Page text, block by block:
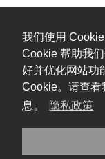
我们使用
Cookie 帮助我
好并优化网站功
Cookie。请查看
息。
隐私政策
说点什么吧...